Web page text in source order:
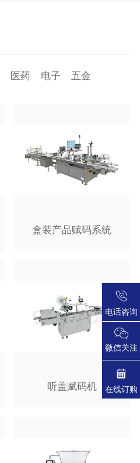
医药 电子 五金
盒装产品赋码系统
听盖赋码机
电话咨询
微信关注
在线订购